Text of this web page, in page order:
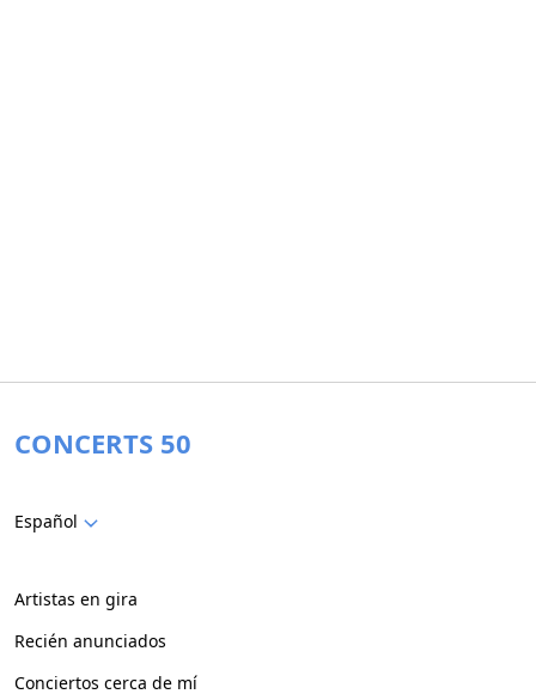
CONCERTS 50
Español
Artistas en gira
Recién anunciados
Conciertos cerca de mí